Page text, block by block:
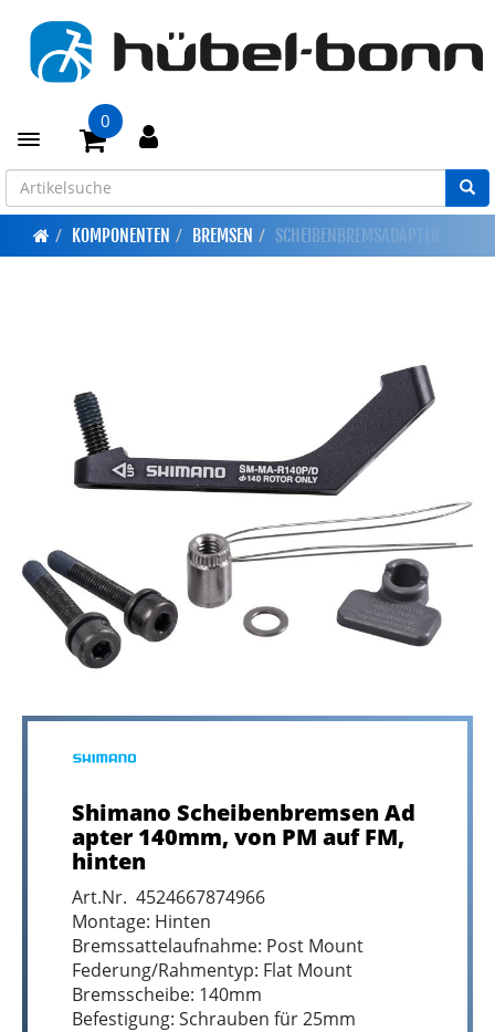
Toggle navigation
0
KOMPONENTEN BREMSEN SCHEIBENBREMSADAPTER
Shimano Scheibenbremsen Ad
apter 140mm, von PM auf FM,
hinten
Art.Nr. 4524667874966
Montage: Hinten
Bremssattelaufnahme: Post Mount
Federung/Rahmentyp: Flat Mount
Bremsscheibe: 140mm
Befestigung: Schrauben für 25mm